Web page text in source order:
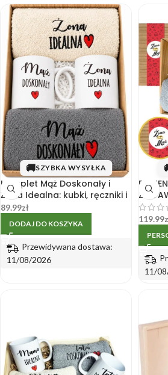
🚚SZYBKA WYSYŁKA
Komplet Mąż Doskonały i
Żona Idealna: kubki, ręczniki i
pudełko
89.99zł
DODAJ DO KOSZYKA
Przewidywana dostawa:
11/08/2026
PARY
119.99
11/